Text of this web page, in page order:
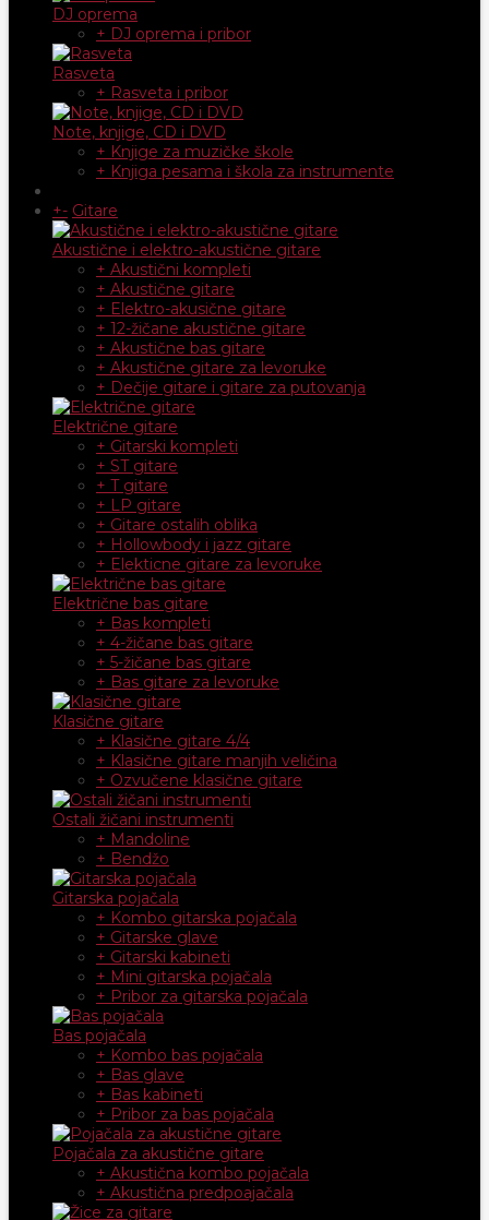
DJ oprema
+ DJ oprema i pribor
Rasveta
+ Rasveta i pribor
Note, knjige, CD i DVD
+ Knjige za muzičke škole
+ Knjiga pesama i škola za instrumente
+- Gitare
Akustične i elektro-akustične gitare
+ Akustični kompleti
+ Akustične gitare
+ Elektro-akusične gitare
+ 12-žičane akustične gitare
+ Akustične bas gitare
+ Akustične gitare za levoruke
+ Dečije gitare i gitare za putovanja
Električne gitare
+ Gitarski kompleti
+ ST gitare
+ T gitare
+ LP gitare
+ Gitare ostalih oblika
+ Hollowbody i jazz gitare
+ Elekticne gitare za levoruke
Električne bas gitare
+ Bas kompleti
+ 4-žičane bas gitare
+ 5-žičane bas gitare
+ Bas gitare za levoruke
Klasične gitare
+ Klasične gitare 4/4
+ Klasične gitare manjih veličina
+ Ozvučene klasične gitare
Ostali žičani instrumenti
+ Mandoline
+ Bendžo
Gitarska pojačala
+ Kombo gitarska pojačala
+ Gitarske glave
+ Gitarski kabineti
+ Mini gitarska pojačala
+ Pribor za gitarska pojačala
Bas pojačala
+ Kombo bas pojačala
+ Bas glave
+ Bas kabineti
+ Pribor za bas pojačala
Pojačala za akustične gitare
+ Akustična kombo pojačala
+ Akustična predpoajačala